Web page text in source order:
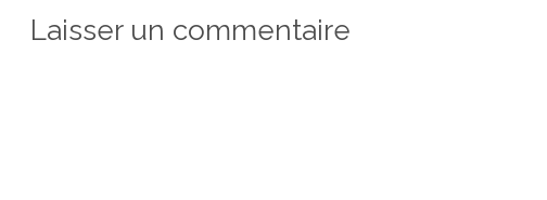
Laisser un commentaire